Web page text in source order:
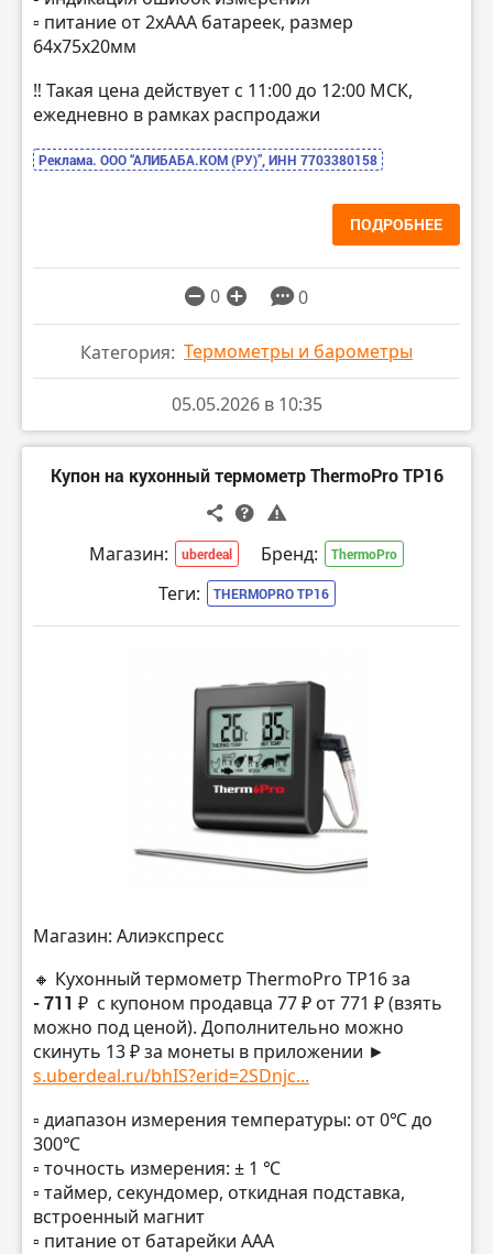
▫️ питание от 2хААА батареек, размер
64х75х20мм
‼️ Такая цена действует с 11:00 до 12:00 МСК,
ежедневно в рамках распродажи
Реклама. ООО “АЛИБАБА.КОМ (РУ)”, ИНН 7703380158
ПОДРОБНЕЕ
0 0
Категория: Термометры и барометры
05.05.2026 в 10:35
Купон на кухонный термометр ThermoPro TP16
Магазин: uberdeal Бренд: ThermoPro
Теги: THERMOPRO TP16
Магазин: Алиэкспресс
🔸 Кухонный термометр ThermoPro TP16 за
- 711 ₽ с купоном продавца 77 ₽ от 771 ₽ (взять
можно под ценой). Дополнительно можно
скинуть 13 ₽ за монеты в приложении ►
s.uberdeal.ru/bhIS?erid=2SDnjc...
▫️ диапазон измерения температуры: от 0℃ до
300℃
▫️ точность измерения: ± 1 ℃
▫️ таймер, секундомер, откидная подставка,
встроенный магнит
▫️ питание от батарейки ААА